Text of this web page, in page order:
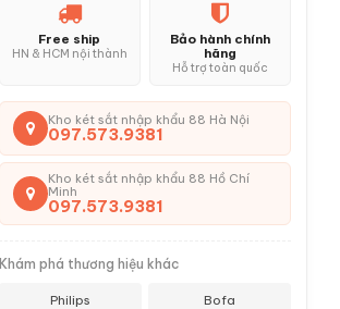
Free ship
HN & HCM nội thành
Bảo hành chính
hãng
Hỗ trợ toàn quốc
Kho két sắt nhập khẩu 88 Hà Nội
097.573.9381
Kho két sắt nhập khẩu 88 Hồ Chí
Minh
097.573.9381
Khám phá thương hiệu khác
Philips Bofa